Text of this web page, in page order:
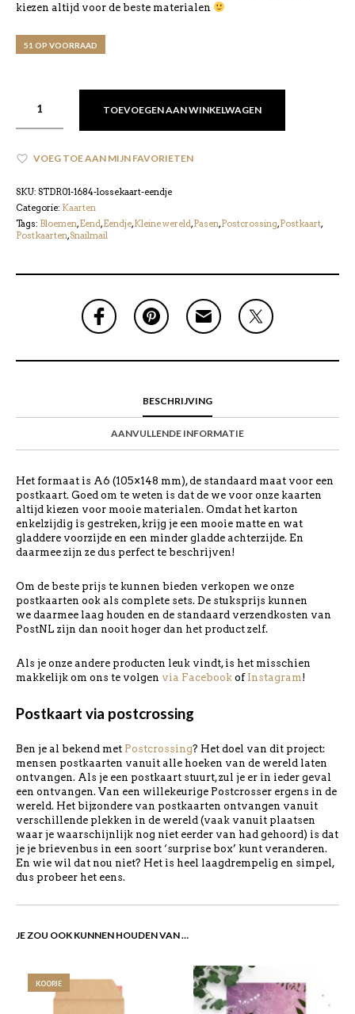
kiezen altijd voor de beste materialen
51 OP VOORRAAD
TOEVOEGEN AAN WINKELWAGEN
VOEG TOE AAN MIJN FAVORIETEN
SKU: STDR01-1684-lossekaart-eendje
Categorie: Kaarten
Tags: Bloemen,Eend,Eendje,Kleine wereld,Pasen,Postcrossing,Postkaart,
Postkaarten,Snailmail
BESCHRIJVING
AANVULLENDE INFORMATIE
Het formaat is A6 (105×148 mm), de standaard maat voor een
postkaart. Goed om te weten is dat de we voor onze kaarten
altijd kiezen voor mooie materialen. Omdat het karton
enkelzijdig is gestreken, krijg je een mooie matte en wat
gladdere voorzijde en een minder gladde achterzijde. En
daarmee zijn ze dus perfect te beschrijven!
Om de beste prijs te kunnen bieden verkopen we onze
postkaarten ook als complete sets. De stuksprijs kunnen
we daarmee laag houden en de standaard verzendkosten van
PostNL zijn dan nooit hoger dan het product zelf.
Als je onze andere producten leuk vindt, is het misschien
makkelijk om ons te volgen via Facebook of Instagram !
Postkaart via postcrossing
Ben je al bekend met Postcrossing? Het doel van dit project:
mensen postkaarten vanuit alle hoeken van de wereld laten
ontvangen. Als je een postkaart stuurt, zul je er in ieder geval
een ontvangen. Van een willekeurige Postcrosser ergens in de
wereld. Het bijzondere van postkaarten ontvangen vanuit
verschillende plekken in de wereld (vaak vanuit plaatsen
waar je waarschijnlijk nog niet eerder van had gehoord) is dat
je je brievenbus in een soort ‘surprise box’ kunt veranderen.
En wie wil dat nou niet? Het is heel laagdrempelig en simpel,
dus probeer het eens.
JE ZOU OOK KUNNEN HOUDEN VAN …
KOOPJE